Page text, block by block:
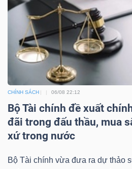
CHÍNH SÁCH 06/08 22:12
Bộ Tài chính đề xuất
đãi trong đấu thầu, mua
xứ trong nước
Bộ Tài chính vừa đưa ra dự thảo
Báo
cáo
phân
(-)
Thuật
ngữ